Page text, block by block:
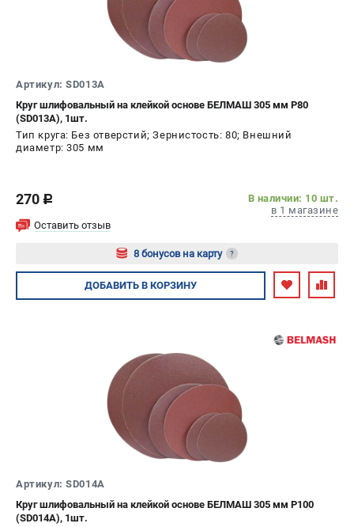
Артикул: SD013A
Круг шлифовальный на клейкой основе БЕЛМАШ 305 мм P80
(SD013A), 1шт.
Тип круга: Без отверстий; Зернистость: 80; Внешний
диаметр: 305 мм
270 c
В наличии: 10 шт.
в 1 магазине
Оставить отзыв
8 бонусов на карту ?
Авторизуйтесь
ДОБАВИТЬ В КОРЗИНУ
Артикул: SD014A
Круг шлифовальный на клейкой основе БЕЛМАШ 305 мм P100
(SD014A), 1шт.